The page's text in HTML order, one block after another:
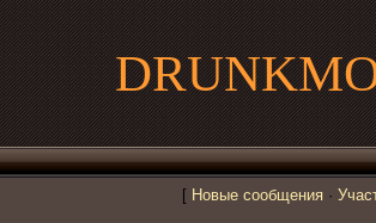
[ Новые сообщения ·